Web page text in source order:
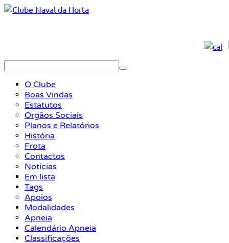
O Clube
Boas Vindas
Estatutos
Orgãos Sociais
Planos e Relatórios
História
Frota
Contactos
Notícias
Em lista
Tags
Apoios
Modalidades
Apneia
Calendário Apneia
Classificações